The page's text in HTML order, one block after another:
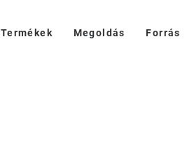
Termékek Megoldás Forrás